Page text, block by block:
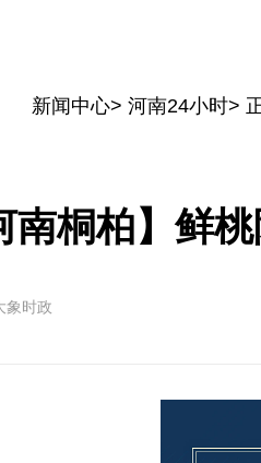
新闻中心> 河南24小时>
南桐柏】鲜
象时政